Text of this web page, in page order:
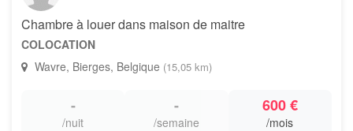
Chambre à louer dans maison de maitre
COLOCATION
Wavre, Bierges, Belgique (15,05 km)
-
/nuit
-
/semaine
600 €
/mois